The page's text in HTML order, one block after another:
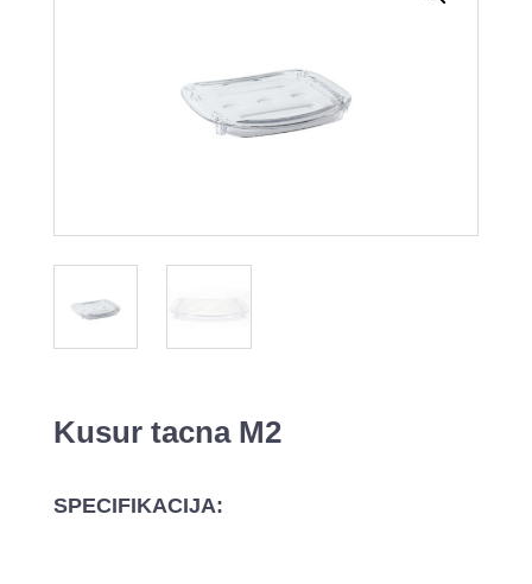
Kusur tacna M2
SPECIFIKACIJA: